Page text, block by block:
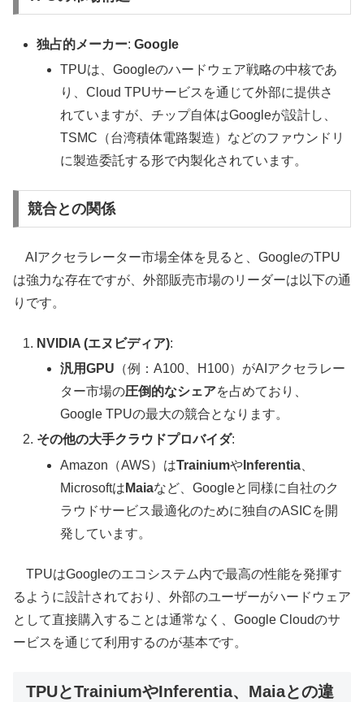
独占的メーカー:Google
TPUは、Googleのハードウェア戦略の中核であ
り、Cloud TPUサービスを通じて外部に提供さ
れていますが、チップ自体はGoogleが設計し、
TSMC（台湾積体電路製造）などのファウンドリ
に製造委託する形で内製化されています。
競合との関係
AIアクセラレーター市場全体を見ると、GoogleのTPU
は強力な存在ですが、外部販売市場のリーダーは以下の通
りです。
NVIDIA (エヌビディア):
汎用GPU （例：A100、H100）がAIアクセラレー
ター市場の圧倒的なシェアを占めており、
Google TPUの最大の競合となります。
その他の大手クラウドプロバイダ:
Amazon（AWS）はTrainiumや Inferentia
Microsoftは Maiaなど、Googleと同様に自社のク
ラウドサービス最適化のために独自のASICを開
発しています。
TPUはGoogleのエコシステム内で最高の性能を発揮す
るように設計されており、外部のユーザーがハードウェア
として直接購入することは通常なく、Google Cloudのサ
ービスを通じて利用するのが基本です。
TPUとTrainiumやInferentia、Maiaとの違